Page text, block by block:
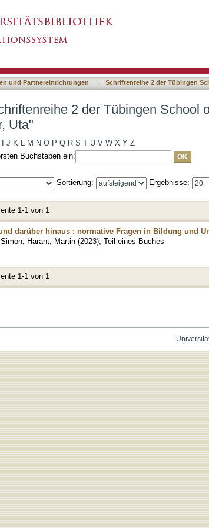
und Partnereinrichtungen → Schriftenreihe 2 der Tübingen
2 der Tübingen School
Uta"
J K L M N O P Q R S T U V W X Y Z
Buchstaben ein:
Sortierung: Ergebnisse:
1-1 von 1
darüber hinaus : normative Fragen in Bildung und
; Harant, Martin (2023); Teil eines Buches
1-1 von 1